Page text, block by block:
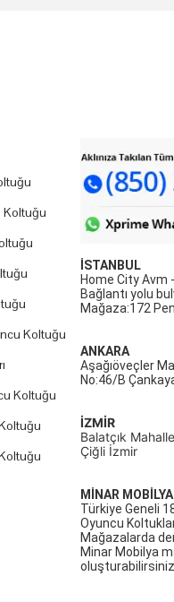
Koltuğu
Koltuğu
Koltuğu
İSTANBUL
Home City Avm
Bağlantı yolu
Mağaza:172
ANKARA
Aşağıöveçler
No:46/B
İZMİR
Balatçık
Çiğli İzmir
MİNAR
Türkiye Geneli
Oyuncu
Mağazalarda
Minar Mobilya
oluşturabilirsiniz.